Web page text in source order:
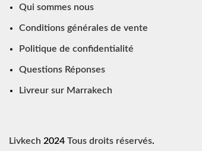
Qui sommes nous
Conditions générales de vente
Politique de confidentialité
Questions Réponses
Livreur sur Marrakech
Livkech 2024Tous droits réservés.